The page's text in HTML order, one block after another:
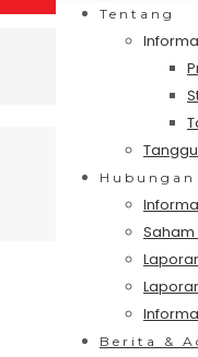
Tentang
Berita &